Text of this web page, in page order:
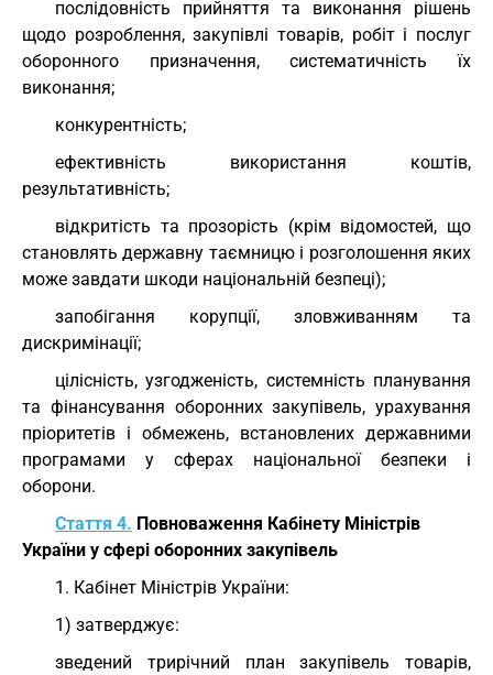
послідовність прийняття та виконання рішень
щодо розроблення, закупівлі товарів, робіт і послуг
оборонного призначення, систематичність їх
виконання;
конкурентність;
ефективність використання коштів,
результативність;
відкритість та прозорість (крім відомостей, що
становлять державну таємницю і розголошення яких
може завдати шкоди національній безпеці);
запобігання корупції, зловживанням та
дискримінації;
цілісність, узгодженість, системність планування
та фінансування оборонних закупівель, урахування
пріоритетів і обмежень, встановлених державними
програмами у сферах національної безпеки і
оборони.
Стаття 4. Повноваження Кабінету Міністрів
України у сфері оборонних закупівель
1. Кабінет Міністрів України:
1) затверджує:
зведений трирічний план закупівель товарів,